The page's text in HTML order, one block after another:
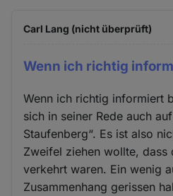
Carl Lang (nicht überprüft)
Wenn ich richtig
Wenn ich richtig informiert
sich in seiner Rede auch
Staufenberg“. Es ist also
Zweifel ziehen wollte, dass
verkehrt waren. Ein wenig
Zusammenhang gerissen